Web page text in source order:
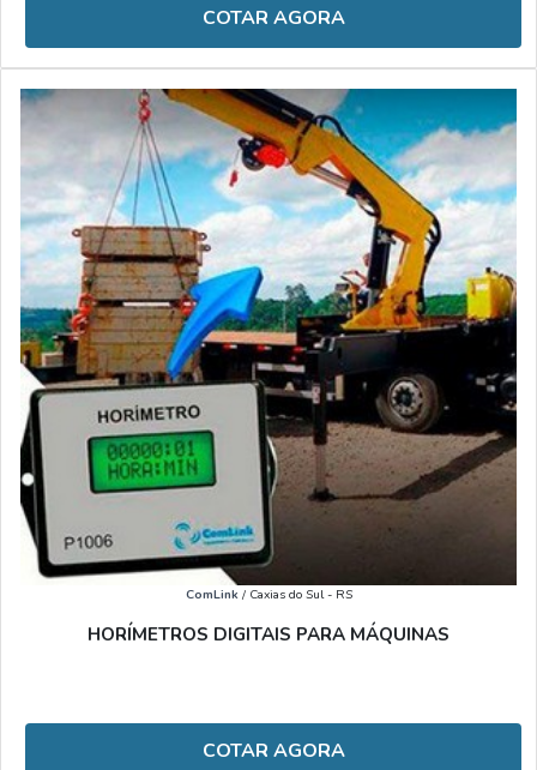
COTAR AGORA
ComLink/ Caxias do Sul - RS
HORÍMETROS DIGITAIS PARA MÁQUINAS
COTAR AGORA